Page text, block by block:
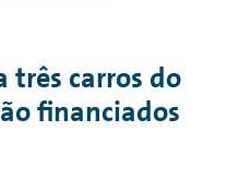
três carros do
financiados